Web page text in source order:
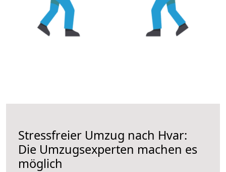
Stressfreier Umzug nach Hvar:
Die Umzugsexperten machen es
möglich